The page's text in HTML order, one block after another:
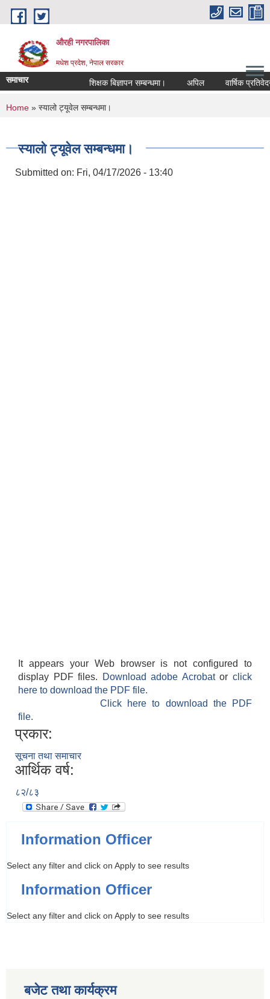
Skip to main content
औरही नगरपालिका
मधेश प्रदेश, नेपाल सरकार
समाचार शिक्षक बिज्ञापन सम्बन्धमा। अपिल वार्षिक
You are here
Home » स्यालो ट्यूवेल सम्बन्धमा।
स्यालो ट्यूवेल सम्बन्धमा।
Submitted on: Fri, 04/17/2026 - 13:40
It appears your Web browser is not configured to
display PDF files.
Download adobe Acrobatorclick
here to download the PDF file.
Click here to download the PDF
file.
प्रकार:
सूचना तथा समाचार
आर्थिक वर्ष:
८२/८३
Information Officer
Select any filter and click on Apply to see results
Information Officer
Select any filter and click on Apply to see results
बजेट तथा कार्यक्रम